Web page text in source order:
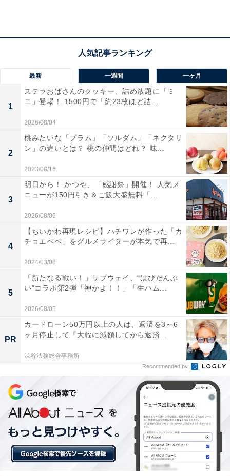
サクサクした食感の生地に砕かれたマカダミアナッツが
くのがおすすめ。個包装されているので、1枚ずつ大切
に食べられるのもいいですね。
最新 一週間 一ヶ月
1
ステラおばさんのクッキー、詰め放題に「ミ
ニ」登場！ 1500円で「約23枚ほど詰...
2026/08/04
2
桃みたいな「プラム」「ソルダム」「ネクタリ
ン」の違いとは？ 桃の仲間はどれ？ 味...
2023/08/16
3
明日から！ かつや、「感謝祭」開催！ 人気メ
ニューが150円引き＆ご飯大盛無料「...
2026/08/06
4
【ちいかわ再現レシピ】ハチワレが作った「カ
チョエペペ」をグルメライターが本気で再...
2024/03/08
5
「新たなる戦い！」サブウェイ、“はぴだんぶ
い”コラボ第2弾「神かよ！！」「生ハム...
2026/08/05
PR
カードローン50万円以上の人は、返済を3～6
ヶ月停止して『大幅に減額してから返済...
渋谷法務総合事務所
Recommended by